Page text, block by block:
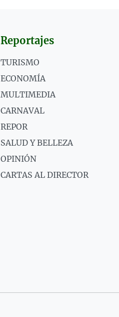
Reportajes
TURISMO
ECONOMÍA
MULTIMEDIA
CARNAVAL
REPOR
SALUD Y BELLEZA
OPINIÓN
CARTAS AL DIRECTOR